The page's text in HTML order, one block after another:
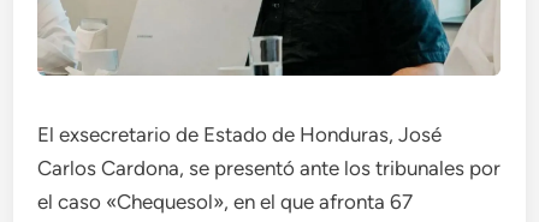
El exsecretario de Estado de Honduras, José
Carlos Cardona, se presentó ante los tribunales por
el caso «Chequesol», en el que afronta 67